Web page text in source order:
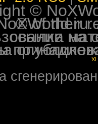
©
© 2009-2026 NoXWorld.ru. All
При использовании
на форуме